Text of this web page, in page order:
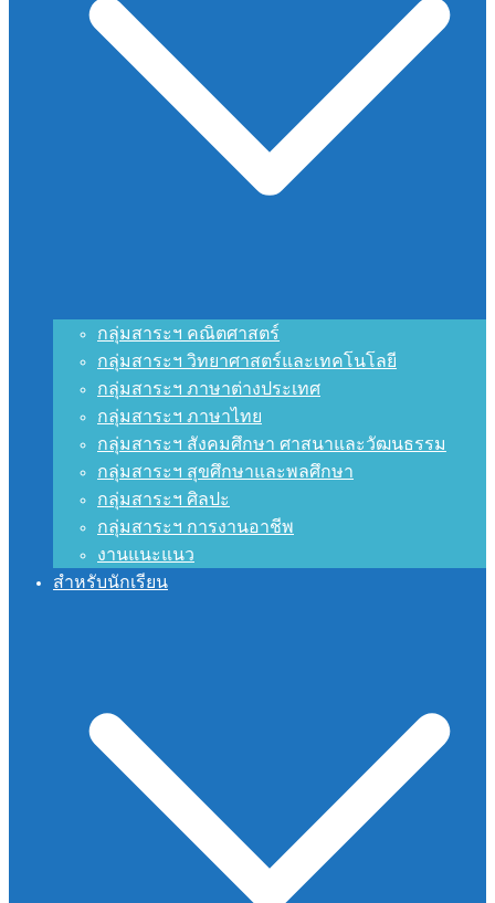
กลุ่มสาระฯ คณิตศาสตร์
กลุ่มสาระฯ วิทยาศาสตร์และเทคโนโลยี
กลุ่มสาระฯ ภาษาต่างประเทศ
กลุ่มสาระฯ ภาษาไทย
กลุ่มสาระฯ สังคมศึกษา ศาสนาและวัฒนธรรม
กลุ่มสาระฯ สุขศึกษาและพลศึกษา
กลุ่มสาระฯ ศิลปะ
กลุ่มสาระฯ การงานอาชีพ
งานแนะแนว
สำหรับนักเรียน